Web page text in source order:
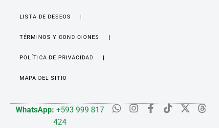
LISTA DE DESEOS
TÉRMINOS Y CONDICIONES
POLÍTICA DE PRIVACIDAD
MAPA DEL SITIO
WhatsApp: +593 999 817
424